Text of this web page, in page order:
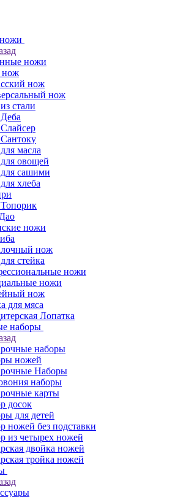
ножи
нож
нож
стали
масла
овощей
сашими
хлеба
ножи
нож
стейка
ножи
ножи
нож
для мяса
Лопатка
наборы
наборы
ножей
Наборы
наборы
карты
досок
для детей
ножей без подставки
из четырех ножей
двойка ножей
тройка ножей